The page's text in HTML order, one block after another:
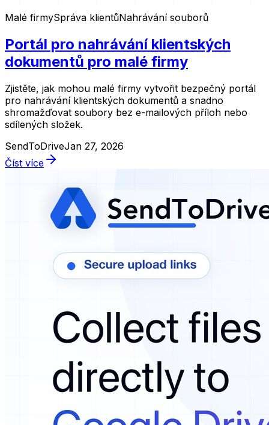
Malé firmySpráva klientůNahrávání souborů
Portál pro nahrávání klientských
dokumentů pro malé firmy
Zjistěte, jak mohou malé firmy vytvořit bezpečný portál
pro nahrávání klientských dokumentů a snadno
shromažďovat soubory bez e-mailových příloh nebo
sdílených složek.
SendToDriveJan 27, 2026
Číst více